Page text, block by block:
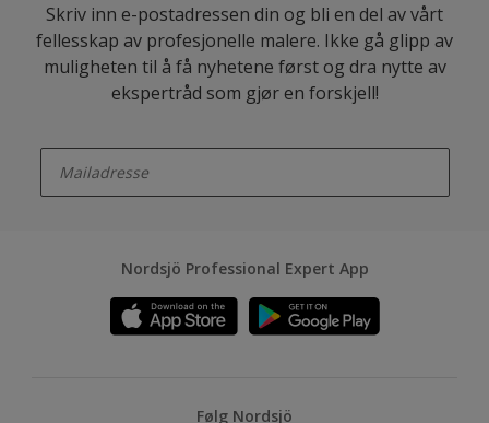
Skriv inn e-postadressen din og bli en del av vårt
fellesskap av profesjonelle malere. Ikke gå glipp av
muligheten til å få nyhetene først og dra nytte av
ekspertråd som gjør en forskjell!
Nordsjö Professional Expert App
Følg Nordsjö